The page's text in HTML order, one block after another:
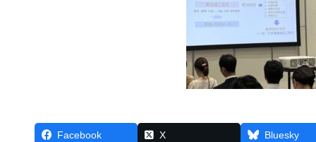
Facebook X Bluesky